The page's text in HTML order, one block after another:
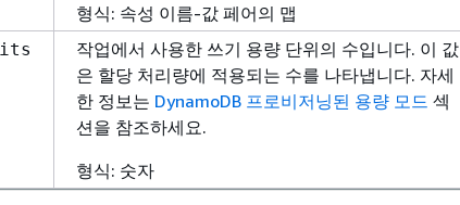
형식: 속성 이름-값 페어의 맵
작업에서 사용한 쓰기 용량 단위의 수입니다. 이 값
은 할당 처리량에 적용되는 수를 나타냅니다. 자세
한 정보는 DynamoDB 프로비저닝된 용량 모드 섹
션을 참조하세요.
형식: 숫자